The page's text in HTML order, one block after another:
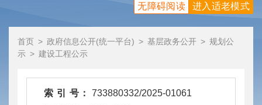
进入适老模式
无障碍阅读
首页 > 政府信息公开(统一平台) > 基层政务公开 > 规划公
示 > 建设工程公示
索 引 号：
733880332/2025-01061